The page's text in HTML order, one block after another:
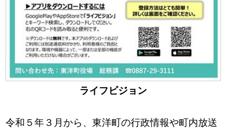
ライフビジョン
令和５年３月から、東洋町の行政情報や町内放送